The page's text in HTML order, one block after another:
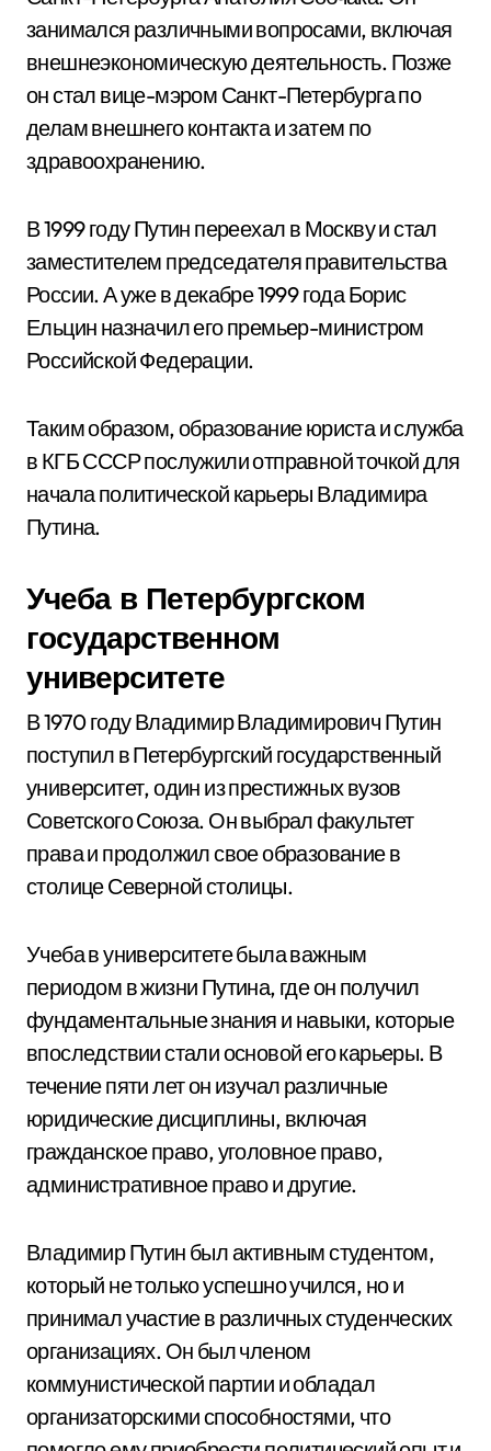
занимался различными вопросами, включая
внешнеэкономическую деятельность. Позже
он стал вице-мэром Санкт-Петербурга по
делам внешнего контакта и затем по
здравоохранению.
В 1999 году Путин переехал в Москву и стал
заместителем председателя правительства
России. А уже в декабре 1999 года Борис
Ельцин назначил его премьер-министром
Российской Федерации.
Таким образом, образование юриста и служба
в КГБ СССР послужили отправной точкой для
начала политической карьеры Владимира
Путина.
Учеба в Петербургском
государственном
университете
В 1970 году Владимир Владимирович Путин
поступил в Петербургский государственный
университет, один из престижных вузов
Советского Союза. Он выбрал факультет
права и продолжил свое образование в
столице Северной столицы.
Учеба в университете была важным
периодом в жизни Путина, где он получил
фундаментальные знания и навыки, которые
впоследствии стали основой его карьеры. В
течение пяти лет он изучал различные
юридические дисциплины, включая
гражданское право, уголовное право,
административное право и другие.
Владимир Путин был активным студентом,
который не только успешно учился, но и
принимал участие в различных студенческих
организациях. Он был членом
коммунистической партии и обладал
организаторскими способностями, что